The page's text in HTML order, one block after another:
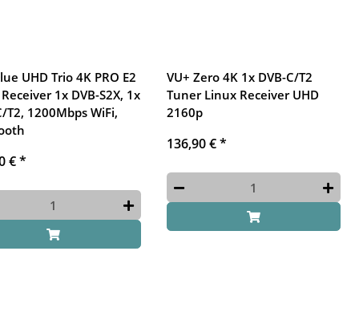
UHD Trio 4K PRO E2
1x DVB-S2X, 1x
T2, 1200Mbps WiFi,
€*
VU+ Zero 4K 1x DVB-C/T2
Tuner Linux Receiver UHD
2160p
136,90 €*